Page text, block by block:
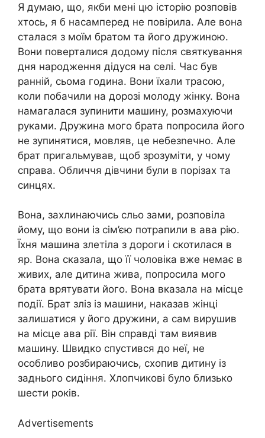
Я думаю, що, якби мені цю історію розповів
хтось, я б насамперед не повірила. Але вона
сталася з моїм братом та його дружиною.
Вони поверталися додому після святкування
дня народження дідуся на селі. Час був
ранній, сьома година. Вони їхали трасою,
коли побачили на дорозі молоду жінку. Вона
намагалася зупинити машину, розмахуючи
руками. Дружина мого брата попросила його
не зупинятися, мовляв, це небезnечно. Але
брат пригальмував, щоб зрозуміти, у чому
справа. Обличчя дівчини були в порізах та
синцях.
Вона, захлинаючись сльо зами, розповіла
йому, що вони із сім’єю потрапили в ава рію.
Їхня машина злетіла з дороги і скотилася в
яр. Вона сказала, що її чоловіка вже немає в
живих, але дитина жива, попросила мого
брата врятувати його. Вона вказала на місце
події. Брат зліз із машини, наказав жінці
залишатися у його дружини, а сам вирушив
на місце ава рії. Він справді там виявив
машину. Швидко спустився до неї, не
особливо розбираючись, схопив дитину із
заднього сидіння. Хлопчикові було близько
шести років.
Advertisements